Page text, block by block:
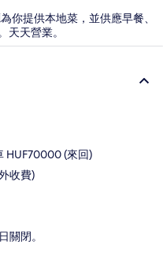
你提供本地菜，並供應早餐、
天天營業。
HUF70000 (來回)
收費)
關閉。